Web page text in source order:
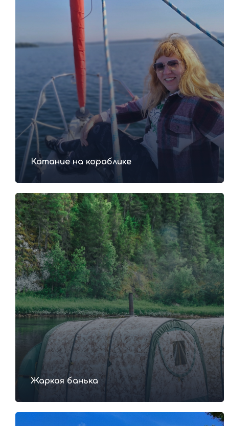
Катание на кораблике
Жаркая банька
Что взять с собой в тур?
Стоимость
тура 14 850р.
Забронировать тур
Стоимость указана за одного человека